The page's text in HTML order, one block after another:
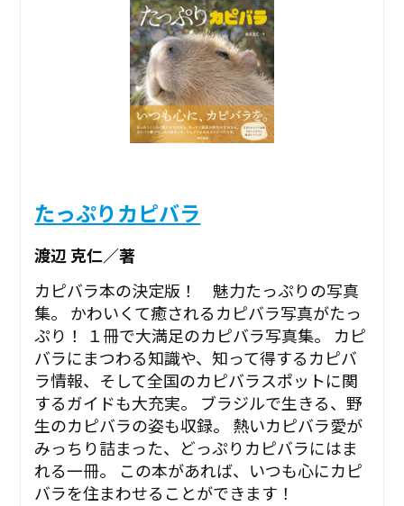
たっぷりカピバラ
渡辺 克仁／著
カピバラ本の決定版！ 魅力たっぷりの写真
集。 かわいくて癒されるカピバラ写真がたっ
ぷり！ １冊で大満足のカピバラ写真集。 カピ
バラにまつわる知識や、知って得するカピバ
ラ情報、そして全国のカピバラスポットに関
するガイドも大充実。 ブラジルで生きる、野
生のカピバラの姿も収録。 熱いカピバラ愛が
みっちり詰まった、どっぷりカピバラにはま
れる一冊。 この本があれば、いつも心にカピ
バラを住まわせることができます！